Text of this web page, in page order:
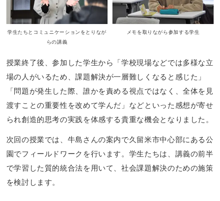
学生たちとコミュニケーションをとりなが
らの講義
メモを取りながら参加する学生
授業終了後、参加した学生から「学校現場などでは多様な立
場の人がいるため、課題解決が一層難しくなると感じた」
「問題が発生した際、誰かを責める視点ではなく、全体を見
渡すことの重要性を改めて学んだ」などといった感想が寄せ
られ創造的思考の実践を体感する貴重な機会となりました。
次回の授業では、牛島さんの案内で久留米市中心部にある公
園でフィールドワークを行います。学生たちは、講義の前半
で学習した質的統合法を用いて、社会課題解決のための施策
を検討します。